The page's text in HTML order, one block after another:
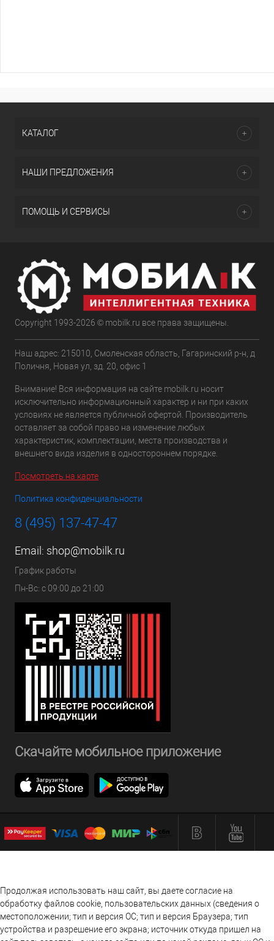
КАТАЛОГ
НАШИ ПРЕДЛОЖЕНИЯ
ПОМОЩЬ И СЕРВИСЫ
Copyright 1993-2026 © mobilk.ru все права защищены.
Наш адрес: 215010, Смоленская область, Гагаринский р-н, д
Поличня, Новая ул, зд. 20, офис 1
Внимание! Вся информация на сайте mobilk.ru носит
исключительно информационный характер и ни при каких
условиях не является публичной офертой. Производитель
оставляет за собой право на изменение любых
характеристик, комплектации, места производства и
внешнего вида изделия в одностороннем порядке.
Посмотреть на карте
Политика конфиденциальности
8 (495) 137-47-47
Email: shop@mobilk.ru
График работы
Пн-Вс: с 09:00 до 21:00
Скачайте мобильное приложение
Продолжая использовать наш сайт, вы даете согласие на
обработку файлов cookie, пользовательских данных (сведения о
местоположении; тип и версия ОС; тип и версия Браузера; тип
устройства и разрешение его экрана; источник откуда пришел на